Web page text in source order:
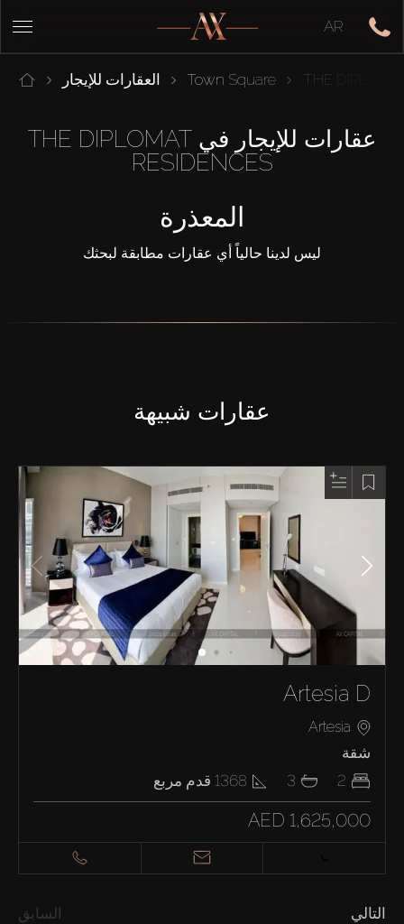
AR
العقارات للإيجار Town Square THE
عقارات للإيجار في THE DIPLOMAT
RESIDENCES
المعذرة
ليس لدينا حالياً أي عقارات مطابقة لبحثك
عقارات شبيهة
Artesia D
Artesia
شقة
2
3
1368 قدم مربع
AED 1,625,000
السابق التالي